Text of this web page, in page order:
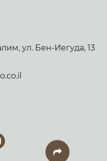
ул. Бен-Иегуда, 13